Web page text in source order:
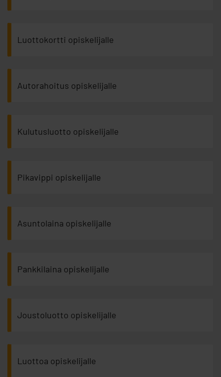
Luottokortti opiskelijalle
Autorahoitus opiskelijalle
Kulutusluotto opiskelijalle
Pikavippi opiskelijalle
Asuntolaina opiskelijalle
Pankkilaina opiskelijalle
Joustoluotto opiskelijalle
Luottoa opiskelijalle